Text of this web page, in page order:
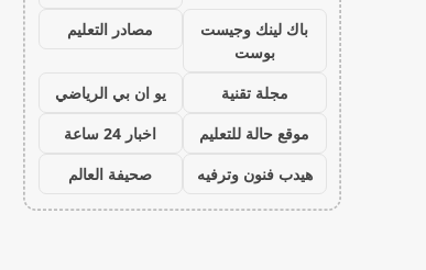
باك لينك وجيست
بوست
مصادر التعليم
مجلة تقنية
يو ان بي الرياضي
موقع حالة للتعليم
اخبار 24 ساعة
هيدب فنون وترفيه
صحيفة العالم